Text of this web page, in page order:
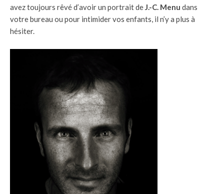
avez toujours rêvé d’avoir un portrait deJ.-C. Menu dans
votre bureau ou pour intimider vos enfants, il n’y a plus à
hésiter.